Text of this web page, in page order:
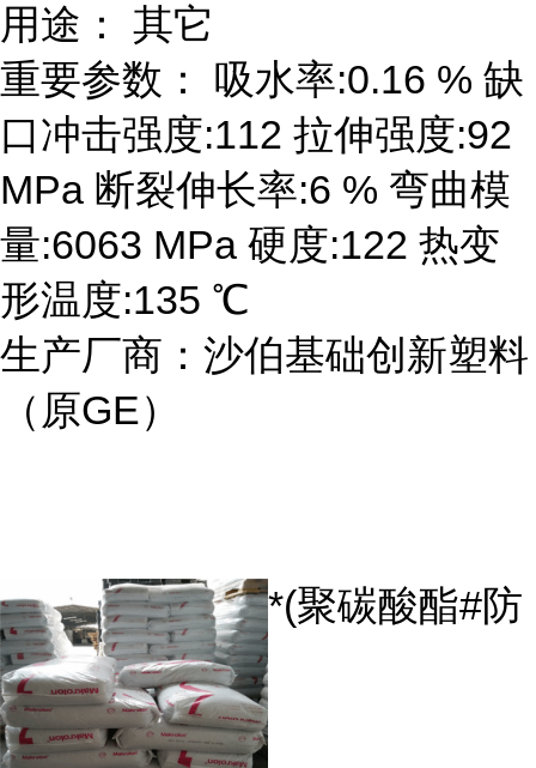
用途： 其它
重要参数： 吸水率:0.16 % 缺
口冲击强度:112 拉伸强度:92
MPa 断裂伸长率:6 % 弯曲模
量:6063 MPa 硬度:122 热变
形温度:135 ℃
生产厂商：沙伯基础创新塑料
（原GE）
*(聚碳酸酯#防